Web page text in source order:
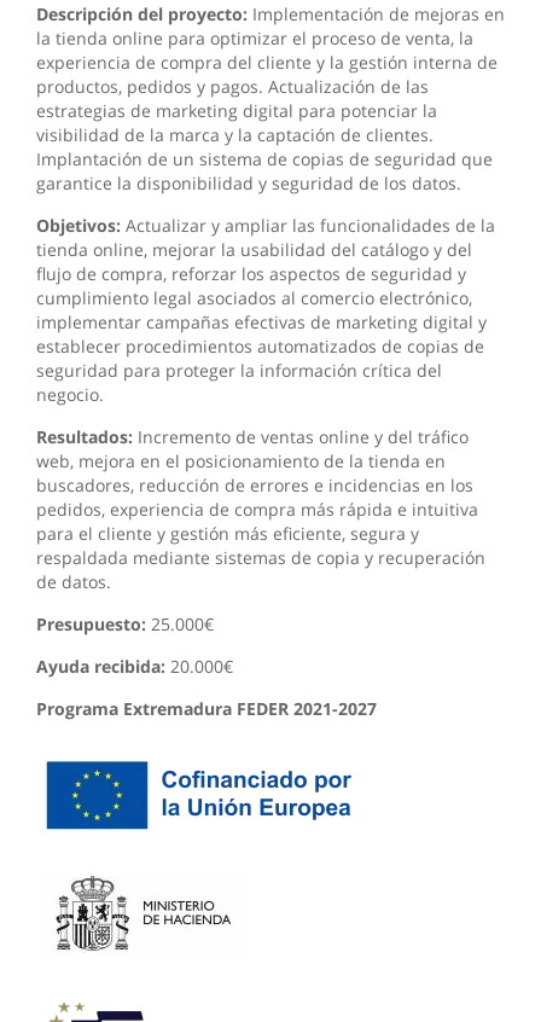
Descripción del proyecto: Implementación de mejoras en
la tienda online para optimizar el proceso de venta, la
experiencia de compra del cliente y la gestión interna de
productos, pedidos y pagos. Actualización de las
estrategias de marketing digital para potenciar la
visibilidad de la marca y la captación de clientes.
Implantación de un sistema de copias de seguridad que
garantice la disponibilidad y seguridad de los datos.
Objetivos: Actualizar y ampliar las funcionalidades de la
tienda online, mejorar la usabilidad del catálogo y del
flujo de compra, reforzar los aspectos de seguridad y
cumplimiento legal asociados al comercio electrónico,
implementar campañas efectivas de marketing digital y
establecer procedimientos automatizados de copias de
seguridad para proteger la información crítica del
negocio.
Resultados: Incremento de ventas online y del tráfico
web, mejora en el posicionamiento de la tienda en
buscadores, reducción de errores e incidencias en los
pedidos, experiencia de compra más rápida e intuitiva
para el cliente y gestión más eficiente, segura y
respaldada mediante sistemas de copia y recuperación
de datos.
Presupuesto: 25.000€
Ayuda recibida: 20.000€
Programa Extremadura FEDER 2021-2027